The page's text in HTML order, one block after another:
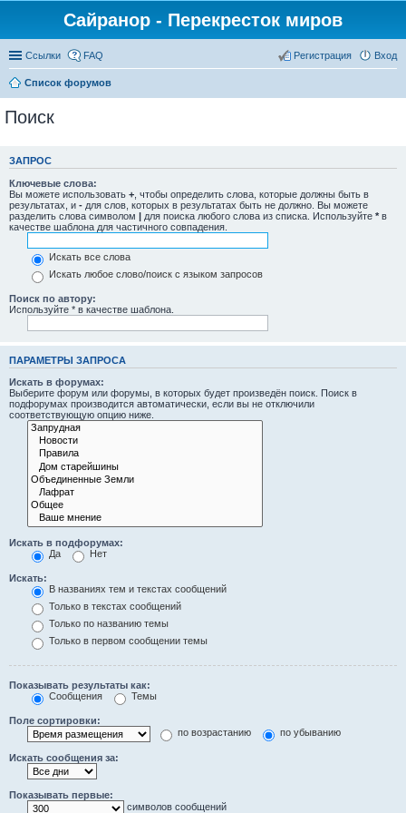
Сайранор - Перекресток миров
Ссылки FAQ Вход
Регистрация
Список форумов
Поиск
ЗАПРОС
Ключевые слова:
Вы можете использовать + , чтобы определить слова, которые должны быть в
результатах, и - для слов, которых в результатах быть не должно. Вы можете
разделить слова символом | для поиска любого слова из списка. Используйте * в
качестве шаблона для частичного совпадения.
Искать все слова
Искать любое слово/поиск с языком запросов
Поиск по автору:
Используйте * в качестве шаблона.
ПАРАМЕТРЫ ЗАПРОСА
Искать в форумах:
Выберите форум или форумы, в которых будет произведён поиск. Поиск в
подфорумах производится автоматически, если вы не отключили
соответствующую опцию ниже.
Искать в подфорумах:
Да
Нет
Искать:
В названиях тем и текстах сообщений
Только в текстах сообщений
Только по названию темы
Только в первом сообщении темы
Показывать результаты как:
Сообщения
Темы
Поле сортировки:
по возрастанию
по убыванию
Искать сообщения за:
Показывать первые:
символов сообщений